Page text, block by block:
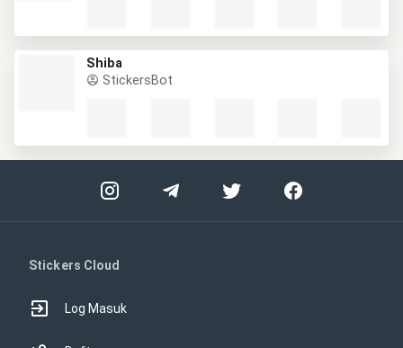
Shiba
StickersBot
Stickers Cloud
Log Masuk